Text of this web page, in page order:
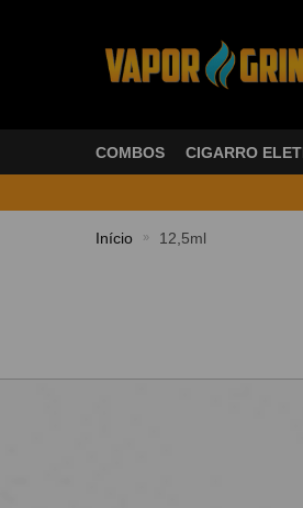
COMBOS CIGARRO
Início » 12,5ml